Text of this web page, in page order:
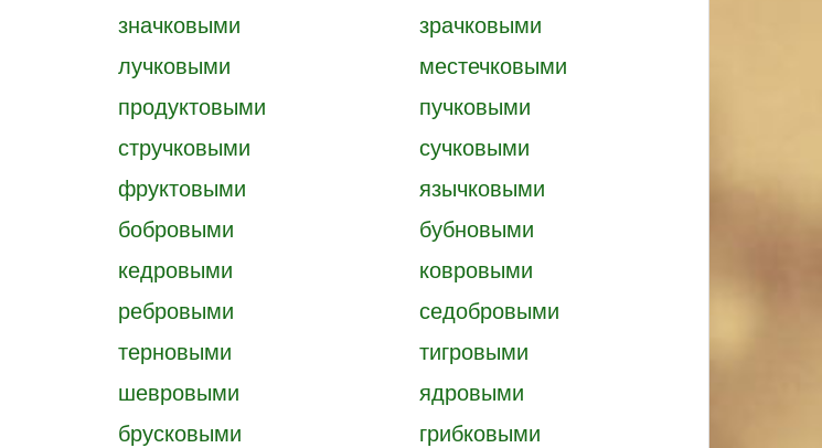
значковыми
зрачковыми
лучковыми
местечковыми
продуктовыми
пучковыми
стручковыми
сучковыми
фруктовыми
язычковыми
бобровыми
бубновыми
кедровыми
ковровыми
ребровыми
седобровыми
терновыми
тигровыми
шевровыми
ядровыми
брусковыми грибковыми